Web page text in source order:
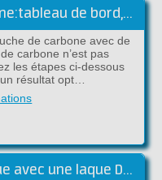
Créez une couche de carbone:tableau de bord,capot et scooter
de carbone avec de
carbone n’est pas
les étapes ci-dessous
résultat opt…
Finition en métal et plastique avec une laque DD à 2 composants